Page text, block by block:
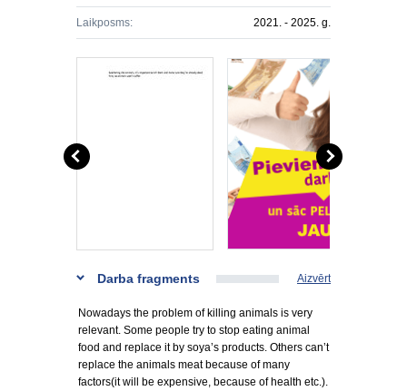
Laikposms: 2021. - 2025. g.
Darba fragments Aizvērt
Nowadays the problem of killing animals is very
relevant. Some people try to stop eating animal
food and replace it by soya’s products. Others can’t
replace the animals meat because of many
factors(it will be expensive, because of health etc.).